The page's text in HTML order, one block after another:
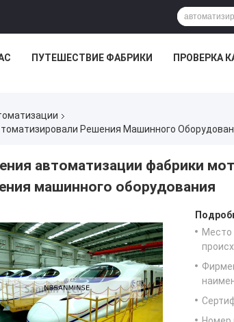
ПУТЕШЕСТВИЕ ФАБРИКИ ПРОВЕРКА
Решения Машинного
автоматизации фабрики
машинного оборудования
Место